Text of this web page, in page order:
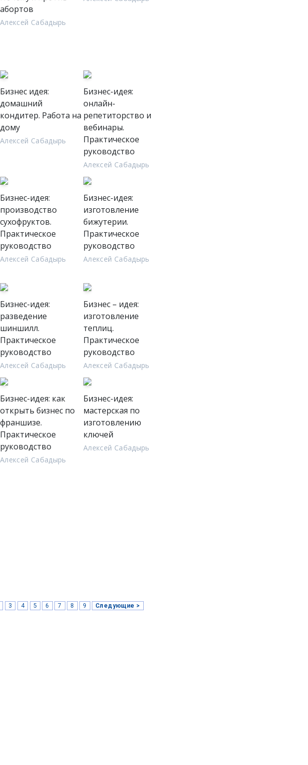
абортов
Алексей Сабадырь
Бизнес идея:
домашний
кондитер. Работа на
дому
Алексей Сабадырь
Бизнес-идея:
онлайн-
репетиторство и
вебинары.
Практическое
руководство
Алексей Сабадырь
Бизнес-идея:
производство
сухофруктов.
Практическое
руководство
Алексей Сабадырь
Бизнес-идея:
изготовление
бижутерии.
Практическое
руководство
Алексей Сабадырь
Бизнес-идея:
разведение
шиншилл.
Практическое
руководство
Алексей Сабадырь
Бизнес – идея:
изготовление
теплиц.
Практическое
руководство
Алексей Сабадырь
Бизнес-идея: как
открыть бизнес по
франшизе.
Практическое
руководство
Алексей Сабадырь
Бизнес-идея:
мастерская по
изготовлению
ключей
Алексей Сабадырь
3 4 5 6 7 8 9 Следующие >